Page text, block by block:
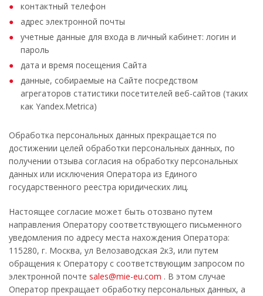
контактный телефон
адрес электронной почты
учетные данные для входа в личный кабинет: логин и
пароль
дата и время посещения Сайта
данные, собираемые на Сайте посредством
агрегаторов статистики посетителей веб-сайтов (таких
как Yandex.Metrica)
Обработка персональных данных прекращается по
достижении целей обработки персональных данных, по
получении отзыва согласия на обработку персональных
данных или исключения Оператора из Единого
государственного реестра юридических лиц.
Настоящее согласие может быть отозвано путем
направления Оператору соответствующего письменного
уведомления по адресу места нахождения Оператора:
115280, г. Москва, ул Велозаводская 2к3, или путем
обращения к Оператору с соответствующим запросом по
электронной почте sales@mie-eu.com . В этом случае
Оператор прекращает обработку персональных данных, а